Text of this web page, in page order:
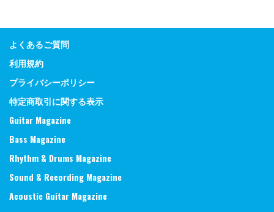
よくあるご質問
利用規約
プライバシーポリシー
特定商取引に関する表示
Guitar Magazine
Bass Magazine
Rhythm & Drums Magazine
Sound & Recording Magazine
Acoustic Guitar Magazine